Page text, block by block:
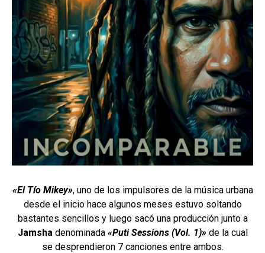
«El Tío Mikey», uno de los impulsores de la música urbana
desde el inicio hace algunos meses estuvo soltando
bastantes sencillos y luego sacó una producción junto a
Jamsha denominada «Puti Sessions (Vol. 1)»de la cual
se desprendieron 7 canciones entre ambos.